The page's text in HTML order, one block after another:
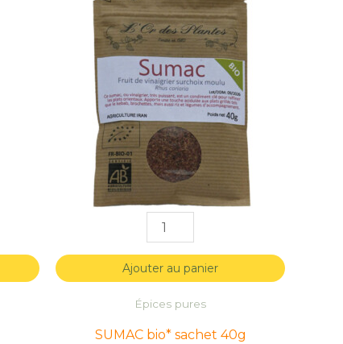
SUMAC
bio*
sachet
40g
Ajouter au panier
Épices pures
SUMAC bio* sachet 40g
SUMAC
bio*
sachet
40g